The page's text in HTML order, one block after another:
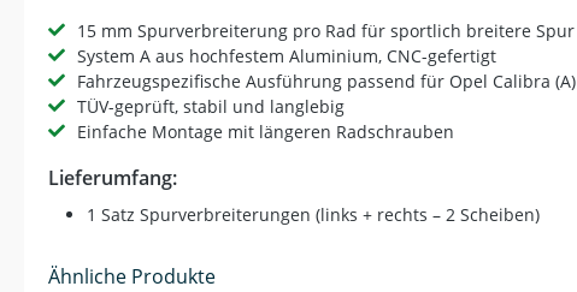
15 mm Spurverbreiterung pro Rad für sportlich breitere Spur
System A aus hochfestem Aluminium, CNC-gefertigt
Fahrzeugspezifische Ausführung passend für Opel Calibra (A)
TÜV-geprüft, stabil und langlebig
Einfache Montage mit längeren Radschrauben
Lieferumfang:
1 Satz Spurverbreiterungen (links + rechts – 2 Scheiben)
Ähnliche Produkte